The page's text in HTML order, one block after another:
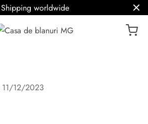
Shipping worldwide
11/12/2023